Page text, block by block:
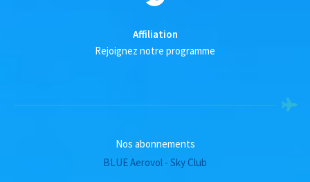
Affiliation
Rejoignez notre programme
Nos abonnements
BLUE Aerovol - Sky Club